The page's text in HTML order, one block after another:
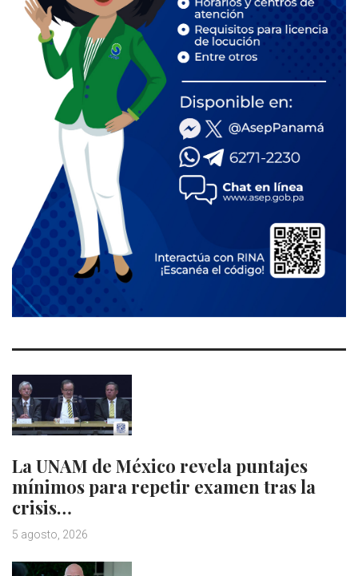
La UNAM de México revela puntajes
mínimos para repetir examen tras la
crisis…
5 agosto, 2026